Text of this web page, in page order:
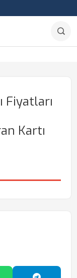
Fiyatları
Kartı